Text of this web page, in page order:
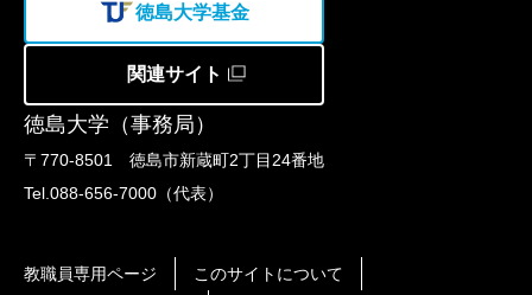
徳島大学（事務局）
〒770-8501 徳島市新蔵町2丁目24番地
Tel.088-656-7000（代表）
徳島大学基金
関連サイト
教職員専用ページ このサイトについて